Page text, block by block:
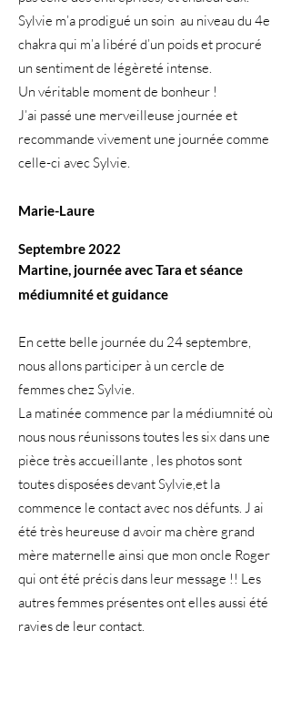
Sylvie m’a prodigué un soin au niveau du 4e
chakra qui m’a libéré d’un poids et procuré
un sentiment de légèreté intense.
Un véritable moment de bonheur !
J’ai passé une merveilleuse journée et
recommande vivement une journée comme
celle-ci avec Sylvie.
Marie-Laure
Septembre 2022
Martine, journée avec Tara et séance
médiumnité et guidance
En cette belle journée du 24 septembre,
nous allons participer à un cercle de
femmes chez Sylvie.
La matinée commence par la médiumnité où
nous nous réunissons toutes les six dans une
pièce très accueillante , les photos sont
toutes disposées devant Sylvie,et la
commence le contact avec nos défunts. J ai
été très heureuse d avoir ma chère grand
mère maternelle ainsi que mon oncle Roger
qui ont été précis dans leur message !! Les
autres femmes présentes ont elles aussi été
ravies de leur contact.